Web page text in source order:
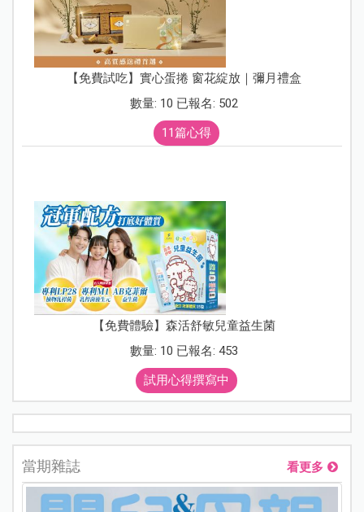
【免費試吃】實心蛋捲 窗花綻放｜彌月禮盒
數量: 10 已報名: 502
11篇心得
【免費體驗】森活舒敏兒童益生菌
數量: 10 已報名: 453
試用心得撰寫中
當期雜誌 看更多